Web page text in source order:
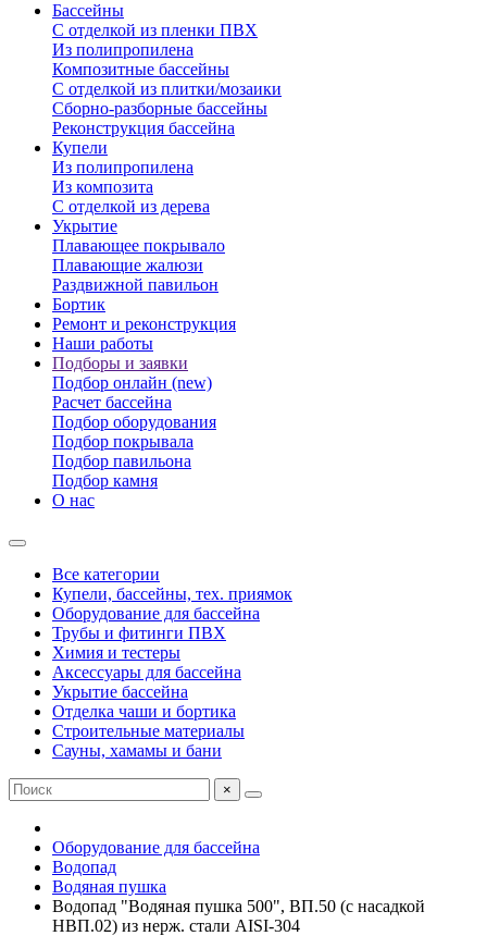
Бассейны
С отделкой из пленки ПВХ
Из полипропилена
Композитные бассейны
С отделкой из плитки/мозаики
Сборно-разборные бассейны
Реконструкция бассейна
Купели
Из полипропилена
Из композита
С отделкой из дерева
Укрытие
Плавающее покрывало
Плавающие жалюзи
Раздвижной павильон
Бортик
Ремонт и реконструкция
Наши работы
Подборы и заявки
Подбор онлайн (new)
Расчет бассейна
Подбор оборудования
Подбор покрывала
Подбор павильона
Подбор камня
О нас
Все категории
Купели, бассейны, тех. приямок
Оборудование для бассейна
Трубы и фитинги ПВХ
Химия и тестеры
Аксессуары для бассейна
Укрытие бассейна
Отделка чаши и бортика
Строительные материалы
Сауны, хамамы и бани
×
Оборудование для бассейна
Водопад
Водяная пушка
Водопад "Водяная пушка 500", ВП.50 (с насадкой
НВП.02) из нерж. стали AISI-304